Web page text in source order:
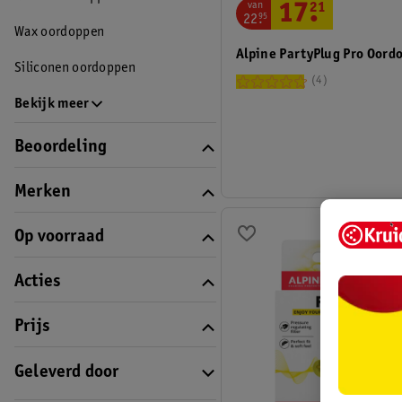
Wax oordoppen
Siliconen oordoppen
Bekijk meer
Beoordeling
Merken
Op voorraad
Acties
Prijs
Geleverd door
Alpine PartyPlug Pro
van
22.
95 17.
21
4